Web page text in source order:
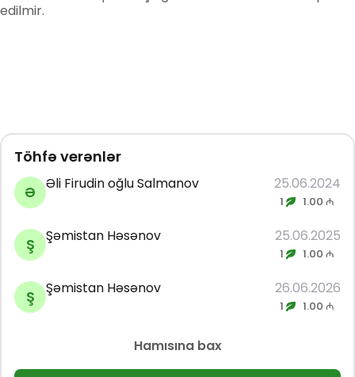
edilmir.
Töhfə verənlər
Ə
Əli Firudin oğlu Salmanov 25.06.2024
1 1.00 ₼
Ş Şəmistan Həsənov 25.06.2025
1 1.00 ₼
Ş Şəmistan Həsənov 26.06.2026
1 1.00 ₼
Hamısına bax